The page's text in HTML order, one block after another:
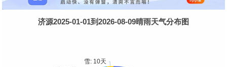
济源2025-01-01到2026-08-09晴雨天气分布图